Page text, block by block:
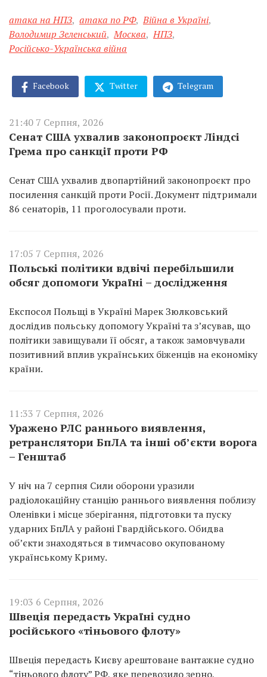
атака на НПЗ, атака по РФ, Війна в Україні,
Володимир Зеленський, Москва, НПЗ,
Російсько-Українська війна
Facebook Twitter Telegram
21:40 7 Серпня, 2026
Сенат США ухвалив законопроєкт Ліндсі
Грема про санкції проти РФ
Сенат США ухвалив двопартійний законопроєкт про
посилення санкцій проти Росії. Документ підтримали
86 сенаторів, 11 проголосували проти.
17:05 7 Серпня, 2026
Польські політики вдвічі перебільшили
обсяг допомоги Україні – дослідження
Експосол Польщі в Україні Марек Зюлковський
дослідив польську допомогу Україні та з’ясував, що
політики завищували її обсяг, а також замовчували
позитивний вплив українських біженців на економіку
країни.
11:33 7 Серпня, 2026
Уражено РЛС раннього виявлення,
ретранслятори БпЛА та інші об’єкти ворога
– Генштаб
У ніч на 7 серпня Сили оборони уразили
радіолокаційну станцію раннього виявлення поблизу
Оленівки і місце зберігання, підготовки та пуску
ударних БпЛА у районі Гвардійського. Обидва
об’єкти знаходяться в тимчасово окупованому
українському Криму.
19:03 6 Серпня, 2026
Швеція передасть Україні судно
російського «тіньового флоту»
Швеція передасть Києву арештоване вантажне судно
“тіньового флоту” РФ, яке перевозило зерно,